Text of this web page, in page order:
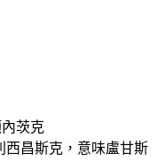
茨克